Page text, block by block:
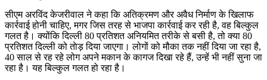
सीएम अरविंद केजरीवाल ने कहा कि अतिक्रमण और अवैध निर्माण के खिलाफ
कार्रवाई होनी चाहिए, मगर जिस तरह से भाजपा कार्रवाई कर रही है, वह बिल्कुल
गलत है। क्योंकि दिल्ली 80 प्रतिशत अनियमित तरीके से बसी है, तो क्या 80
प्रतिशत दिल्ली को ताेड़ दिया जाएगा। लोगों को मौका तक नहीं दिया जा रहा है,
40 साल से रह रहे लोग अपने मकान के कागज दिखा रहे हैं, उन्हें भी नहीं सुना जा
रहा है। यह बिल्कुल गलत हो रहा है।